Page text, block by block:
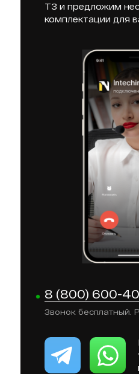
ТЗ и предложим
комплектации для
8 (800) 600-
Звонок бесплатный.